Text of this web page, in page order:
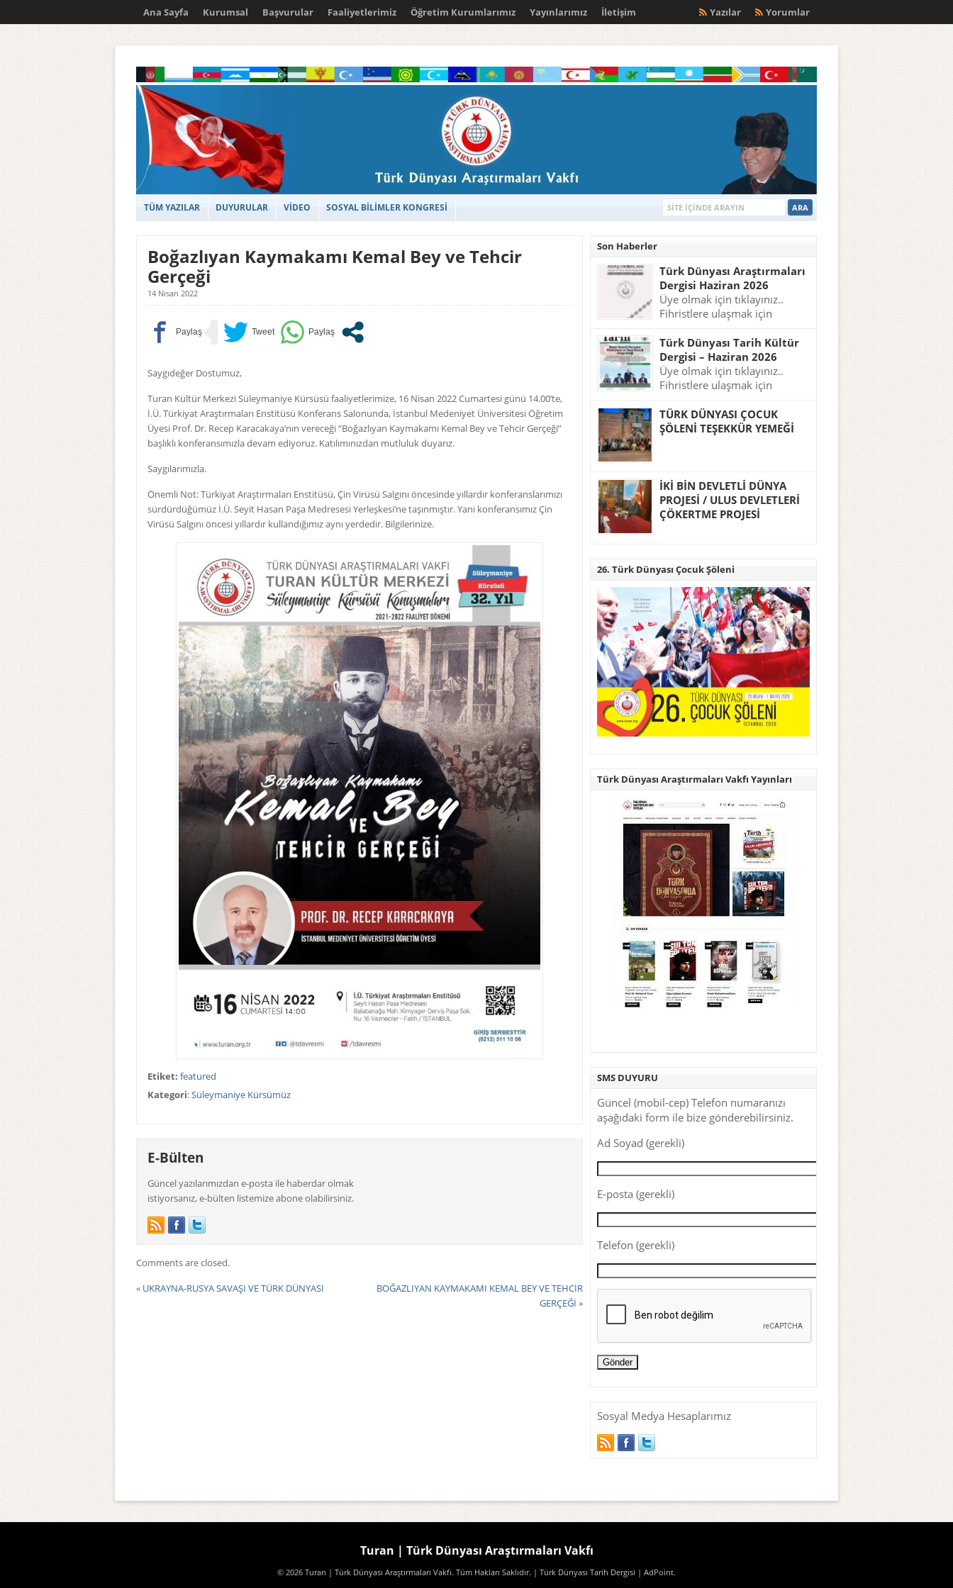
Ana Sayfa Kurumsal Başvurular Faaliyetlerimiz Öğretim Kurumlarımız Yayınlarımız İletişim Yorumlar
Yazılar
TÜM YAZILAR DUYURULAR VİDEO SOSYAL BİLİMLER KONGRESİ
Boğazlıyan Kaymakamı Kemal Bey ve Tehcir
Gerçeği
14 Nisan 2022
Saygıdeğer Dostumuz,
Turan Kültür Merkezi Süleymaniye Kürsüsü faaliyetlerimize, 16 Nisan 2022 Cumartesi günü 14.00’te,
İ.Ü. Türkiyat Araştırmaları Enstitüsü Konferans Salonunda, İstanbul Medeniyet Üniversitesi Öğretim
Üyesi Prof. Dr. Recep Karacakaya’nın vereceği “Boğazlıyan Kaymakamı Kemal Bey ve Tehcir Gerçeği”
başlıklı konferansımızla devam ediyoruz. Katılımınızdan mutluluk duyarız.
Saygılarımızla.
Önemli Not: Türkiyat Araştırmaları Enstitüsü, Çin Virüsü Salgını öncesinde yıllardır konferanslarımızı
sürdürdüğümüz İ.Ü. Seyit Hasan Paşa Medresesi Yerleşkesi’ne taşınmıştır. Yani konferansımız Çin
Virüsü Salgını öncesi yıllardır kullandığımız aynı yerdedir. Bilgilerinize.
Etiket: featured
Kategori:Süleymaniye Kürsümüz
E-Bülten
Güncel yazılarımızdan e-posta ile haberdar olmak
istiyorsanız, e-bülten listemize abone olabilirsiniz.
Comments are closed.
« UKRAYNA-RUSYA SAVAŞI VE TÜRK DÜNYASI
BOĞAZLIYAN KAYMAKAMI KEMAL BEY VE TEHCİR
GERÇEĞİ »
Son Haberler
Türk Dünyası Araştırmaları
Dergisi Haziran 2026
Üye olmak için tıklayınız..
Fihristlere ulaşmak için
Türk Dünyası Tarih Kültür
Dergisi – Haziran 2026
Üye olmak için tıklayınız..
Fihristlere ulaşmak için
TÜRK DÜNYASI ÇOCUK
ŞÖLENİ TEŞEKKÜR YEMEĞİ
İKİ BİN DEVLETLİ DÜNYA
PROJESİ / ULUS DEVLETLERİ
ÇÖKERTME PROJESİ
26. Türk Dünyası Çocuk Şöleni
Türk Dünyası Araştırmaları Vakfı Yayınları
SMS DUYURU
Güncel (mobil-cep) Telefon numaranızı
aşağıdaki form ile bize gönderebilirsiniz.
Ad Soyad (gerekli)
E-posta (gerekli)
Telefon (gerekli)
Sosyal Medya Hesaplarımız
Turan | Türk Dünyası Araştırmaları Vakfı
© 2026 Turan | Türk Dünyası Araştırmaları Vakfı. Tüm Hakları Saklıdır. | Türk Dünyası Tarih Dergisi | AdPoint.